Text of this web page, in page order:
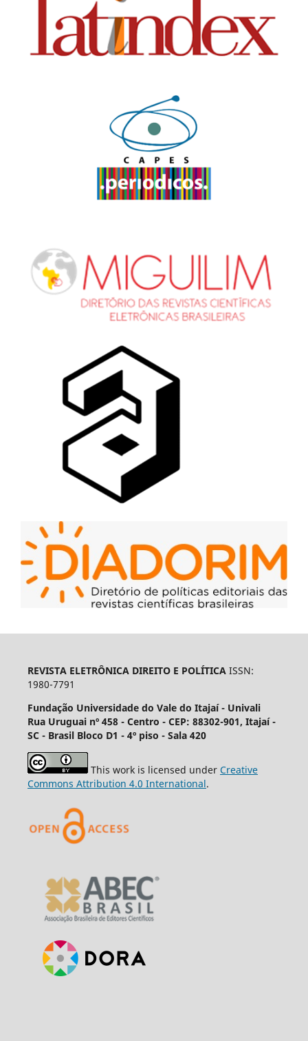
REVISTA ELETRÔNICA DIREITO E POLÍTICAISSN:
1980-7791
Fundação Universidade do Vale do Itajaí - Univali
Rua Uruguai nº 458 - Centro - CEP: 88302-901, Itajaí­ -
SC - Brasil Bloco D1 - 4º piso - Sala 420
This work is licensed under Creative
Commons Attribution 4.0 International.